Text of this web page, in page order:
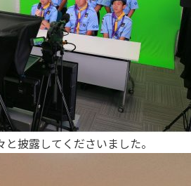
披露してくださいました。